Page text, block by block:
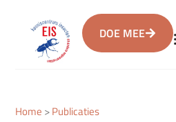
DOE MEE
Home >Publicaties